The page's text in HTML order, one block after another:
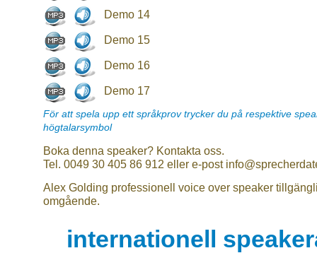
Demo 14
Demo 15
Demo 16
Demo 17
För att spela upp ett språkprov trycker du på respektive
högtalarsymbol
Boka denna speaker? Kontakta oss.
Tel. 0049 30 405 86 912 eller e-post
Alex Golding professionell voice over speaker
omgående.
internationell